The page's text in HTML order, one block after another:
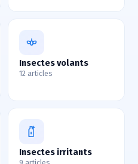
Insectes volants
12 articles
Insectes irritants